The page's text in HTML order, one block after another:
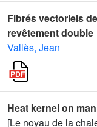
Fibrés vectoriels
revêtement double
Vallès, Jean
Heat kernel on
[Le noyau de la